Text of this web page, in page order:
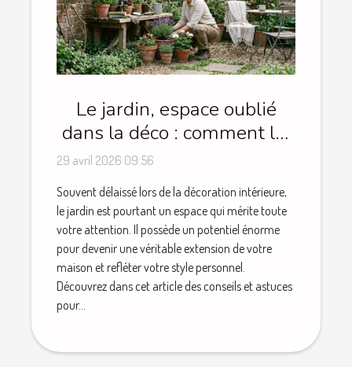
Le jardin, espace oublié
dans la déco : comment lui
redonner du style
29 avril 2026 09:56
Souvent délaissé lors de la décoration intérieure,
le jardin est pourtant un espace qui mérite toute
votre attention. Il possède un potentiel énorme
pour devenir une véritable extension de votre
maison et refléter votre style personnel.
Découvrez dans cet article des conseils et astuces
pour...